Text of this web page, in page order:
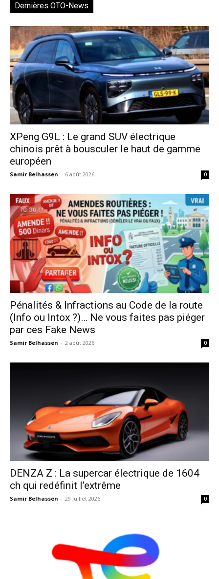
Dernières OTO-News
XPeng G9L : Le grand SUV électrique
chinois prêt à bousculer le haut de gamme
européen
Samir Belhassen - 6 août 2026 0
Pénalités & Infractions au Code de la route
(Info ou Intox ?)… Ne vous faites pas piéger
par ces Fake News
Samir Belhassen - 2 août 2026 0
DENZA Z : La supercar électrique de 1604
ch qui redéfinit l’extrême
Samir Belhassen - 29 juillet 2026 0